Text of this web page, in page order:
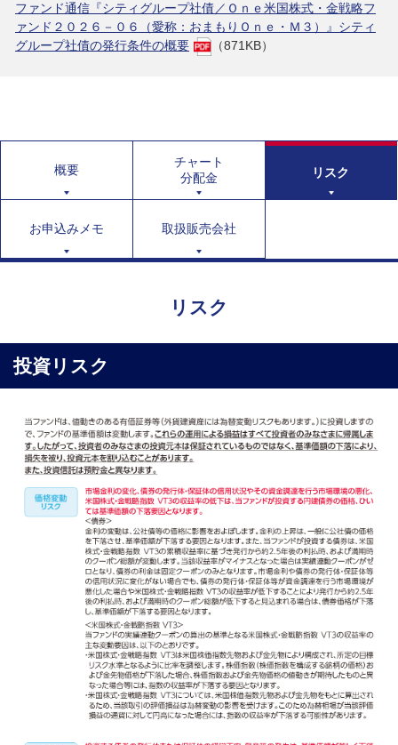
ファンド通信『シティグループ社債／Ｏｎｅ米国株式・金戦略フ
ァンド２０２６－０６（愛称：おまもりＯｎｅ・Ｍ３）』シティ
グループ社債の発行条件の概要
（871KB）
概要
チャート
分配金
リスク
お申込みメモ 取扱販売会社
リスク
投資リスク